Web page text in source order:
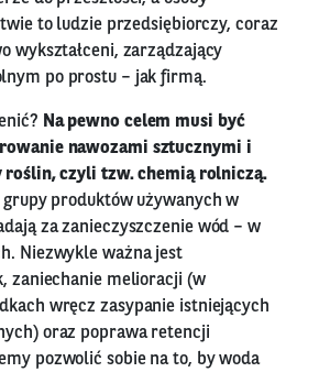
to ludzie przedsiębiorczy, coraz
wykształceni, zarządzający
po prostu – jak firmą.
Na pewno celem musi być
nawozami sztucznymi i
roślin, czyli tzw. chemią rolniczą.
grupy produktów używanych w
za zanieczyszczenie wód – w
Niezwykle ważna jest
zaniechanie melioracji (w
wręcz zasypanie istniejących
oraz poprawa retencji
pozwolić sobie na to, by woda